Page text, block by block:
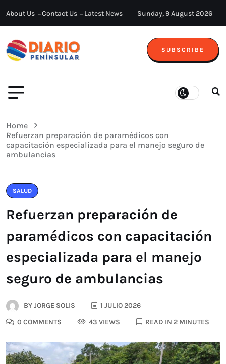
About Us Contact Us Latest News Sunday, 9 August 2026
SUBSCRIBE
Home
Refuerzan preparación de paramédicos con
capacitación especializada para el manejo seguro de
ambulancias
SALUD
Refuerzan preparación de
paramédicos con capacitación
especializada para el manejo
seguro de ambulancias
BYJORGE SOLIS
1 JULIO 2026
0 COMMENTS
43 VIEWS READ IN 2 MINUTES